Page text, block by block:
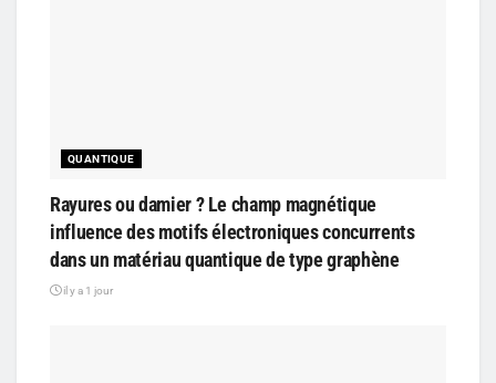
QUANTIQUE
Rayures ou damier ? Le champ magnétique
influence des motifs électroniques concurrents
dans un matériau quantique de type graphène
il y a 1 jour